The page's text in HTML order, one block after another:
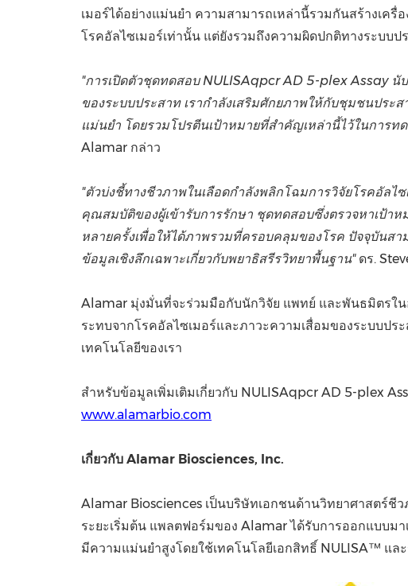
เมอร์ได้อย่างแม่นยำ ความสามารถเหล่านี้รวมกันสร้างเค
โรคอัลไซเมอร์เท่านั้น แต่ยังรวมถึงความผิดปกติทางระบบ
"การเปิดตัวชุดทดสอบNULISAqpcr AD 5-plex Assay นั
ของระบบประสาท เรากำลังเสริมศักยภาพให้กับชุมชนประ
แม่นยำ โดยรวมโปรตีนเป้าหมายที่สำคัญเหล่านี้ไว้ในการท
Alamar กล่าว
"ตัวบ่งชี้ทางชีวภาพในเลือดกำลังพลิกโฉมการวิจัยโรคอัลไ
คุณสมบัติของผู้เข้ารับการรักษา ชุดทดสอบซึ่งตรวจหาเป้า
หลายครั้งเพื่อให้ได้ภาพรวมที่ครอบคลุมของโรค ปัจจุบันส
ข้อมูลเชิงลึกเฉพาะเกี่ยวกับพยาธิสรีรวิทยาพื้นฐาน"ดร.
Alamar มุ่งมั่นที่จะร่วมมือกับนักวิจัย แพทย์ และพันธมิตรใ
ระทบจากโรคอัลไซเมอร์และภาวะความเสื่อมของระบบป
เทคโนโลยีของเรา
สำหรับข้อมูลเพิ่มเติมเกี่ยวกับ NULISAqpcr AD 5-plex
www.alamarbio.com
เกี่ยวกับ Alamar Biosciences, Inc.
Alamar Biosciences เป็นบริษัทเอกชนด้านวิทยาศาสตร์
ระยะเริ่มต้น แพลตฟอร์มของ Alamar ได้รับการออกแบบม
มีความแม่นยำสูงโดยใช้เทคโนโลยีเอกสิทธิ์ NULISA™ แ